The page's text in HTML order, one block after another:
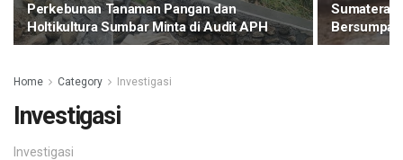
Perkebunan Tanaman Pangan dan
Holtikultura Sumbar Minta di Audit APH
Sumatera
Home Category Investigasi
Investigasi
Investigasi